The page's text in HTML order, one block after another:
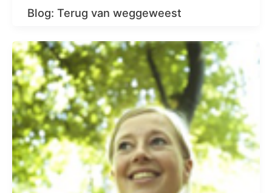
Blog: Terug van weggeweest